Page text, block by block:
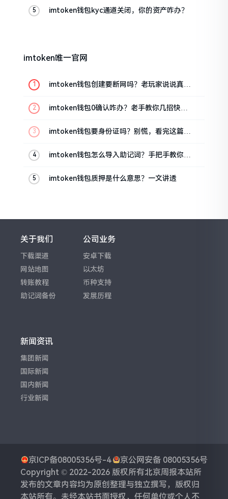
imtoken钱包kyc通道关闭，你的资产咋办？
imtoken唯一官网
imtoken钱包创建要断网吗？老玩家说说真实
imtoken钱包0确认咋办？老手教你几招快速
imtoken钱包要身份证吗？别慌，看完这篇就
imtoken钱包怎么导入助记词？手把手教你找
imtoken钱包质押是什么意思？一文讲透
关于我们
下载渠道
网站地图
转账教程
助记词备份
公司业务
安卓下载
以太坊
币种支持
发展历程
新闻资讯
集团新闻
国际新闻
国内新闻
行业新闻
京ICP备08005356号-4
京公网安备 08005356号
Copyright © 2022-2026 版权所有北京周报本站所
发布的文章内容均为原创整理与独立撰写，版权归
本站所有。未经本站书面授权，任何单位或个人不